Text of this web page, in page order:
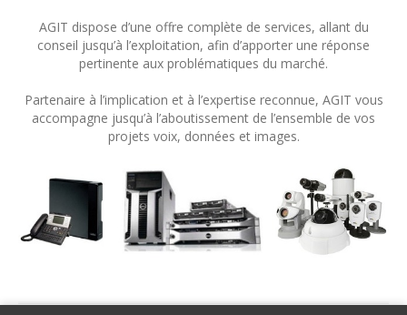
AGIT dispose d’une offre complète de services, allant du
conseil jusqu’à l’exploitation, afin d’apporter une réponse
pertinente aux problématiques du marché.
Partenaire à l’implication et à l’expertise reconnue, AGIT vous
accompagne jusqu’à l’aboutissement de l’ensemble de vos
projets voix, données et images.